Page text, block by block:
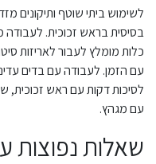
לשימוש ביתי שוטף ותיקונים
בסיסית בראש זכוכית. לעבודה
כלות מומלץ לעבור לאריזות
עם הזמן. לעבודה עם בדים
לסיכות דקות עם ראש זכוכית,
עם מגהץ.
שאלות נפוצות